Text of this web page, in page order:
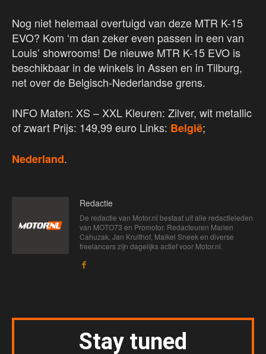
Nog niet helemaal overtuigd van deze MTR K-15
EVO? Kom ‘m dan zeker even passen in een van
Louis’ showrooms! De nieuwe MTR K-15 EVO is
beschikbaar in de winkels in Assen en in Tilburg,
net over de Belgisch-Nederlandse grens.
INFO Maten: XS – XXL Kleuren: Zilver, wit metallic
of zwart Prijs: 149,99 euro Links: België;
Nederland.
Redactie
De redactie van Motor.nl bestaat uit alle redactieleden
van MOTO73 en Promotor. Redacteuren Marien
Cahuzak, Jan Kruithof, Maikel Sneek en diverse
freelancers zijn dagelijks actief voor Motor.nl.
Stay tuned